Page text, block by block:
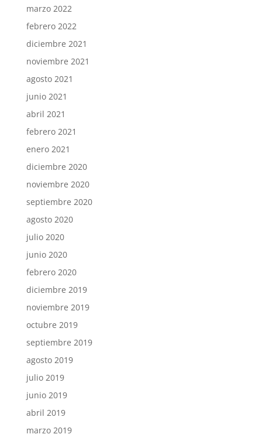
marzo 2022
febrero 2022
diciembre 2021
noviembre 2021
agosto 2021
junio 2021
abril 2021
febrero 2021
enero 2021
diciembre 2020
noviembre 2020
septiembre 2020
agosto 2020
julio 2020
junio 2020
febrero 2020
diciembre 2019
noviembre 2019
octubre 2019
septiembre 2019
agosto 2019
julio 2019
junio 2019
abril 2019
marzo 2019